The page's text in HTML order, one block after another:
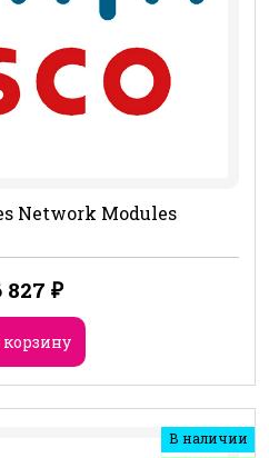
Network Modules
827 ₽
корзину
В наличии